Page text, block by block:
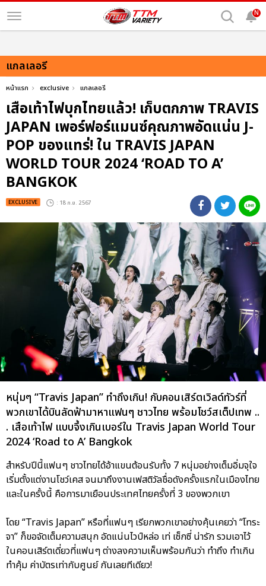
N
แกลเลอรี
หน้าแรก exclusive แกลเลอรี
เสือเท้าไฟบุกไทยแล้ว! เก็บตกภาพ TRAVIS
JAPAN เพอร์ฟอร์แมนซ์คุณภาพอัดแน่น J-
POP ของแทร่! ใน TRAVIS JAPAN
WORLD TOUR 2024 ‘ROAD TO A’
BANGKOK
EXCLUSIVE : 18 ก.ย. 2567
หนุ่มๆ “Travis Japan” ทำถึงเกิน! กับคอนเสิร์ตเวิลด์ทัวร์ที่
พวกเขาได้บินลัดฟ้ามาหาแฟนๆ ชาวไทย พร้อมโชว์สเต็ปเทพ ..
. เสือเท้าไฟ แบบจึ้งเกินเบอร์ใน Travis Japan World Tour
2024 ‘Road to A’ Bangkok
สำหรับปีนี้แฟนๆ ชาวไทยได้อ้าแขนต้อนรับทั้ง 7 หนุ่มอย่างเต็มอิ่มจุใจ
เริ่มตั้งแต่งานโชว์เคส จนมาถึงงานเฟสติวัลชื่อดังครั้งแรกในเมืองไทย
และในครั้งนี้ คือการมาเยือนประเทศไทยครั้งที่ 3 ของพวกเขา
โดย “Travis Japan” หรือที่แฟนๆ เรียกพวกเขาอย่างคุ้นเคยว่า “โทระ
จา” ก็ขอจัดเต็มความสนุก อัดแน่นไวป์หล่อ เท่ เซ็กซี่ น่ารัก รวมเอาไว้
ในคอนเสิร์ตเดี่ยวที่แฟนๆ ต่างลงความเห็นพร้อมกันว่า ทำถึง ทำเกิน
ทำคุ้ม ค่าบัตรเท่ากับศูนย์ กันเลยทีเดียว!